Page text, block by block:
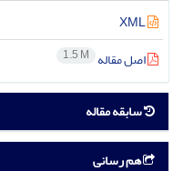
اصل مقاله 1.5 M
سابقه مقاله
هم رسانی